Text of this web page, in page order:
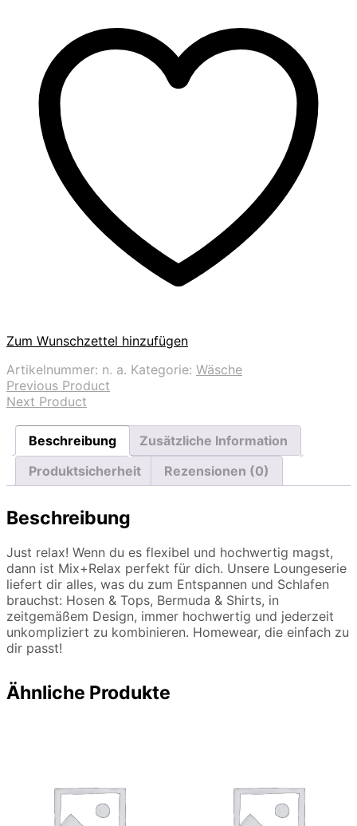
Zum Wunschzettel hinzufügen
Artikelnummer: n. a. Kategorie: Wäsche
Previous Product
Next Product
Beschreibung
Zusätzliche Information
Produktsicherheit
Rezensionen (0)
Beschreibung
Just relax! Wenn du es flexibel und hochwertig magst,
dann ist Mix+Relax perfekt für dich. Unsere Loungeserie
liefert dir alles, was du zum Entspannen und Schlafen
brauchst: Hosen & Tops, Bermuda & Shirts, in
zeitgemäßem Design, immer hochwertig und jederzeit
unkompliziert zu kombinieren. Homewear, die einfach zu
dir passt!
Ähnliche Produkte